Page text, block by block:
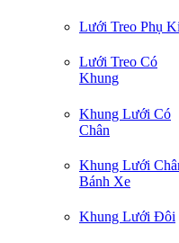
Lưới Treo Phụ
Lưới Treo Có
Khung
Khung Lưới Có
Chân
Khung Lưới
Bánh Xe
Khung Lưới Đôi